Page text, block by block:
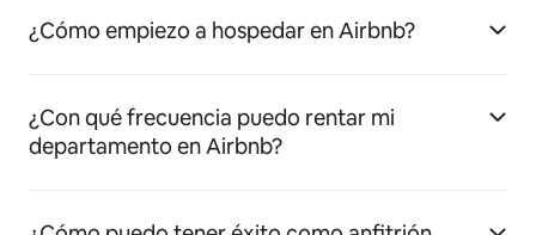
¿Cómo empiezo a hospedar en Airbnb?
¿Con qué frecuencia puedo rentar mi
departamento en Airbnb?